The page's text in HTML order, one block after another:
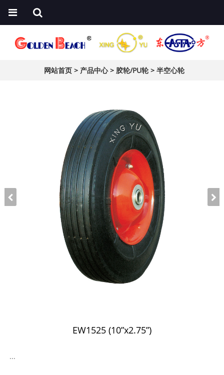
网站首页 > 产品中心> 胶轮/PU轮>半空心轮
EW1525 (10”x2.75”)
...